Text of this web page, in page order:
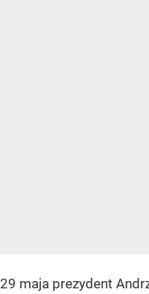
29 maja prezydent